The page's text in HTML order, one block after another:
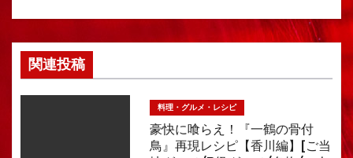
関連投稿
料理・グルメ・レシピ
豪快に喰らえ！『一鶴の骨付
鳥』再現レシピ【香川編】[ご当